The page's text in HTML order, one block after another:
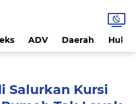
ADV Daerah
Salurkan Kursi